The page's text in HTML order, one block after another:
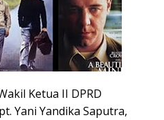
Ketua II DPRD
Yani Yandika Saputra,